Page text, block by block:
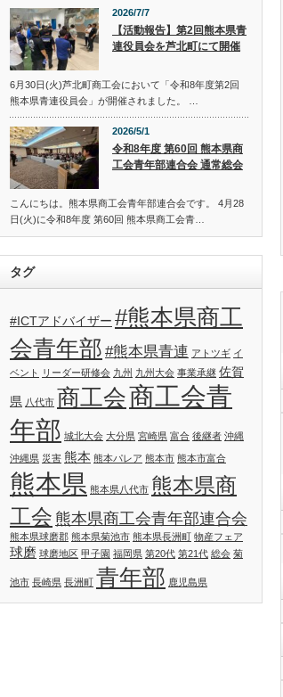
2026/7/7
【活動報告】第2回熊本県青
連役員会を芦北町にて開催
6月30日(火)芦北町商工会において「令和8年度第2回
熊本県青連役員会」が開催されました。 …
2026/5/1
令和8年度 第60回 熊本県商
工会青年部連合会 通常総会
こんにちは。熊本県商工会青年部連合会です。 4月28
日(火)に令和8年度 第60回 熊本県商工会青…
タグ
#ICTアドバイザー #熊本県商工
会青年部 #熊本県青連 アトツギ イ
ベント リーダー研修会 九州 九州大会 事業承継 佐賀
県 八代市 商工会商工会青
年部 城北大会 大分県 宮崎県 富合 後継者 沖縄
沖縄県 災害 熊本 熊本パレア 熊本市 熊本市富合
熊本県 熊本県八代市 熊本県商
工会 熊本県商工会青年部連合会
熊本県球磨郡 熊本県菊池市 熊本県長洲町 物産フェア
球磨 球磨地区 甲子園 福岡県 第20代 第21代 総会 菊
池市 長崎県 長洲町 青年部 鹿児島県